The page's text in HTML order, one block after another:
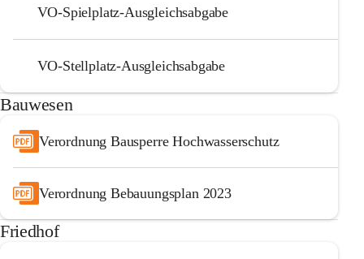
VO-Spielplatz-Ausgleichsabgabe
VO-Stellplatz-Ausgleichsabgabe
Bauwesen
Verordnung Bausperre Hochwasserschutz
Verordnung Bebauungsplan 2023
Friedhof